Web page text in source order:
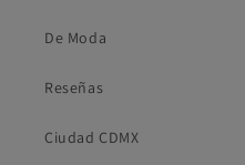
De Moda
Reseñas
Ciudad CDMX